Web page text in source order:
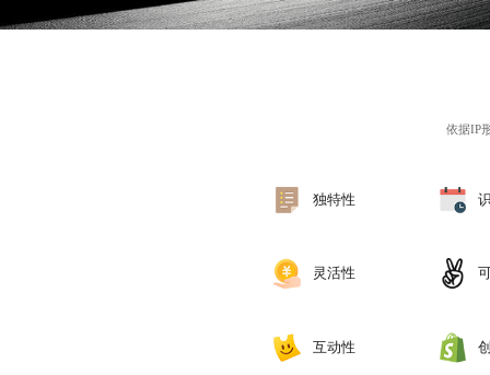
依据IP
独特性
灵活性
互动性